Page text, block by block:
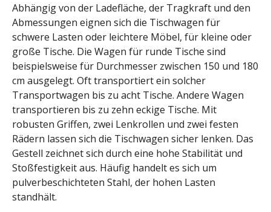
Abhängig von der Ladefläche, der Tragkraft und den
Abmessungen eignen sich die Tischwagen für
schwere Lasten oder leichtere Möbel, für kleine oder
große Tische. Die Wagen für runde Tische sind
beispielsweise für Durchmesser zwischen 150 und 180
cm ausgelegt. Oft transportiert ein solcher
Transportwagen bis zu acht Tische. Andere Wagen
transportieren bis zu zehn eckige Tische. Mit
robusten Griffen, zwei Lenkrollen und zwei festen
Rädern lassen sich die Tischwagen sicher lenken. Das
Gestell zeichnet sich durch eine hohe Stabilität und
Stoßfestigkeit aus. Häufig handelt es sich um
pulverbeschichteten Stahl, der hohen Lasten
standhält.